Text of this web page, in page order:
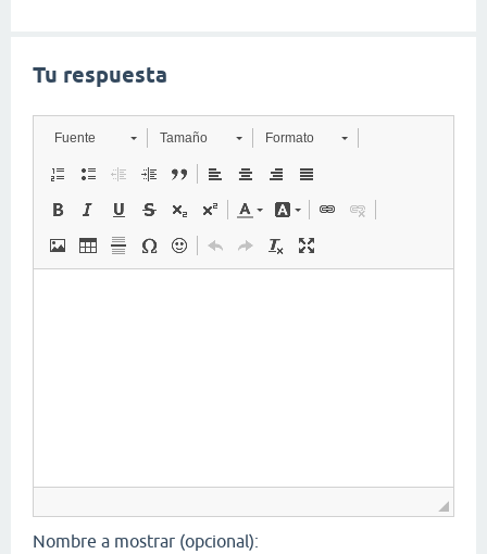
Tu respuesta
Fuente Tamaño Formato
Nombre a mostrar (opcional):